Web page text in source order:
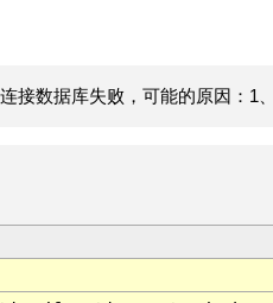
接数据库失败，可能的原因：1